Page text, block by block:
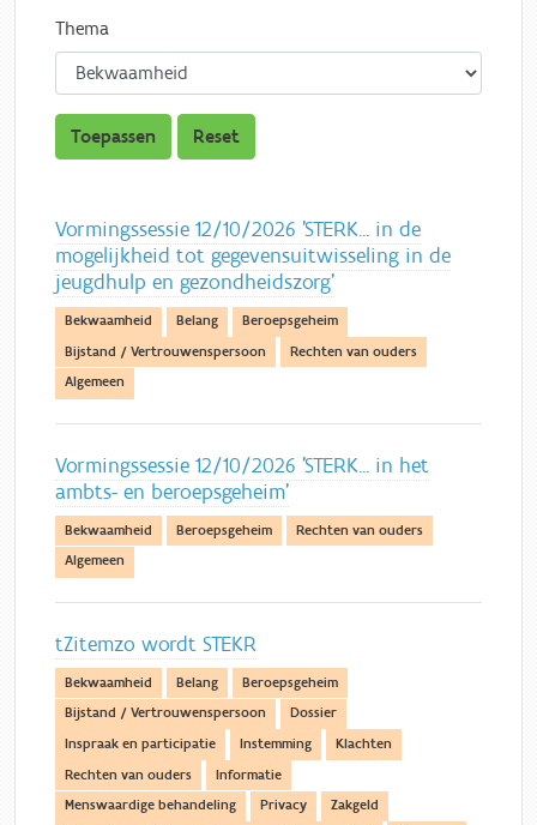
Thema
Toepassen Reset
Vormingssessie 12/10/2026 'STERK... in de
mogelijkheid tot gegevensuitwisseling in de
jeugdhulp en gezondheidszorg'
Bekwaamheid Belang
Beroepsgeheim
Bijstand / Vertrouwenspersoon
Rechten van ouders
Algemeen
Vormingssessie 12/10/2026 'STERK... in het
ambts- en beroepsgeheim'
Bekwaamheid Beroepsgeheim
Rechten van ouders
Algemeen
tZitemzo wordt STEKR
Bekwaamheid Belang
Beroepsgeheim
Bijstand / Vertrouwenspersoon
Dossier
Inspraak en participatie
Instemming
Klachten
Rechten van ouders
Informatie
Menswaardige behandeling
Privacy
Zakgeld